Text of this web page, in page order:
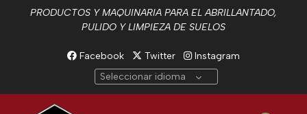
PRODUCTOS Y MAQUINARIA PARA EL ABRILLANTADO,
PULIDO Y LIMPIEZA DE SUELOS
Facebook Twitter
Instagram
Seleccionar idioma